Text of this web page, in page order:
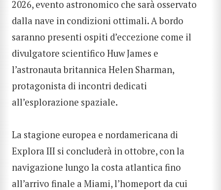
2026, evento astronomico che sarà osservato
dalla nave in condizioni ottimali. A bordo
saranno presenti ospiti d’eccezione come il
divulgatore scientifico Huw James e
l’astronauta britannica Helen Sharman,
protagonista di incontri dedicati
all’esplorazione spaziale.
La stagione europea e nordamericana di
Explora III si concluderà in ottobre, con la
navigazione lungo la costa atlantica fino
all’arrivo finale a Miami, l’homeport da cui